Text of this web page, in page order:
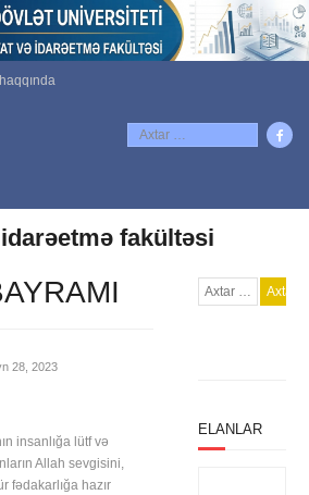
fakültəsi
28, 2023
insanlığa lütf və
Allah sevgisini,
fədakarlığa hazır
ELANLAR